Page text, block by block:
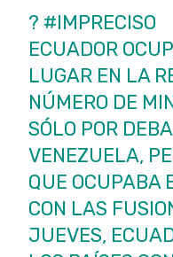
? #IMPRECISO
ECUADOR
LUGAR EN LA
NÚMERO DE
SÓLO POR
VENEZUELA,
QUE OCUPABA
CON LAS
JUEVES,